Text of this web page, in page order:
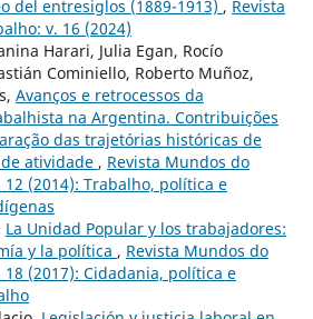
del entresiglos (1889-1913) , Revista
v. 16 (2024)
Harari, Julia Egan, Rocío
Cominiello, Roberto Muñoz,
Avanços e retrocessos da
na Argentina. Contribuições
das trajetórias históricas de
atividade , Revista Mundos do
(2014): Trabalho, política e
La Unidad Popular y los trabajadores:
y la política , Revista Mundos do
(2017): Cidadania, política e